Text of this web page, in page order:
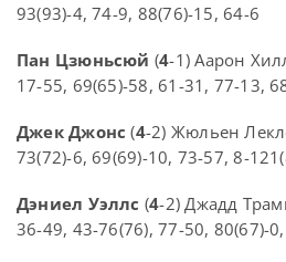
93(93)-4, 74-9, 88(76)-15, 64-6
Пан Цзюньсюй (4-1) Аарон
17-55, 69(65)-58, 61-31, 77-13,
Джек Джонс (4-2) Жюльен
73(72)-6, 69(69)-10, 73-57, 8-
Дэниел Уэллс (4-2) Джадд
36-49, 43-76(76), 77-50, 80(67)-